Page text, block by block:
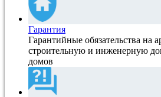
Гарантия
Гарантийные обязательства на
строительную и инженерную
домов